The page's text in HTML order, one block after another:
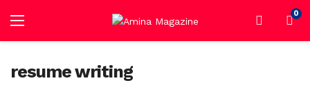
0
resume writing